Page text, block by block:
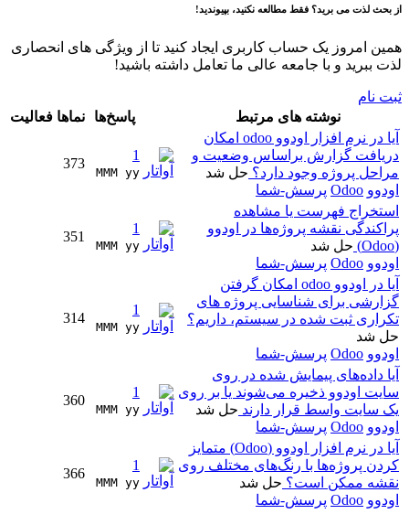
از بحث لذت می برید؟ فقط مطالعه نکنید، بپیوندید!
همین امروز یک حساب کاربری ایجاد کنید تا از ویژگی های انحصاری
لذت ببرید و با جامعه عالی ما تعامل داشته باشید!
ثبت نام
نوشته های مرتبط
پاسخ‌ها نماها فعالیت
آیا در نرم افزار اودوو odoo امکان
دریافت گزارش براساس وضعیت و
مراحل پروژه وجود دارد؟ حل شد
اودوو Odoo پرسش-شما
1
MMM yy
373
استخراج فهرست یا مشاهده
پراکندگی نقشه پروژه‌ها در اودوو
(Odoo)
حل شد
اودوو Odoo پرسش-شما
1
MMM yy
351
آیا در اودوو odoo امکان گرفتن
گزارشی برای شناسایی پروژه های
تکراری ثبت شده در سیستم، داریم؟
حل شد
اودوو Odoo پرسش-شما
1
MMM yy
314
آیا داده‌های پیمایش شده در روی
سایت اودوو ذخیره می‌شوند یا بر روی
یک سایت واسط قرار دارند حل شد
اودوو Odoo پرسش-شما
1
MMM yy
360
آیا در نرم افزار اودوو (Odoo) متمایز
کردن پروژه‌ها با رنگ‌های مختلف روی
نقشه ممکن است؟ حل شد
اودوو Odoo پرسش-شما
1
MMM yy
366